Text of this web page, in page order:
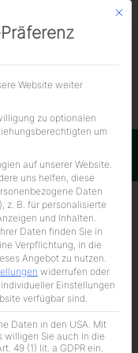
Mit
Website weiter
zu optionalen
um
auf unserer Website.
uns helfen, diese
Daten
z. B. für personalisierte
und Inhalten.
Daten finden Sie in
Verpflichtung, in die
Angebot zu nutzen.
widerrufen oder
Einstellungen
verfügbar sind.
Daten in den USA. Mit
willigen Sie auch in die
49 (1) lit. a GDPR ein.